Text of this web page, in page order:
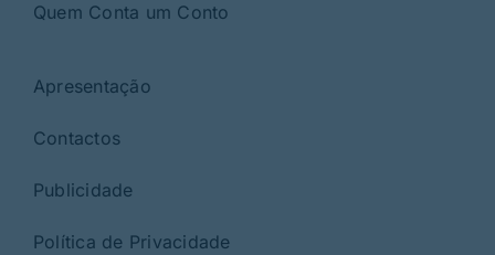
Quem Conta um Conto
Apresentação
Contactos
Publicidade
Política de Privacidade